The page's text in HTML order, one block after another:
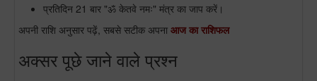
प्रतिदिन 21 बार "ॐ केतवे नमः" मंत्र का जाप करें।
अपनी राशि अनुसार पढ़ें, सबसे सटीक अपना आज का राशिफल
अक्सर पूछे जाने वाले प्रश्न